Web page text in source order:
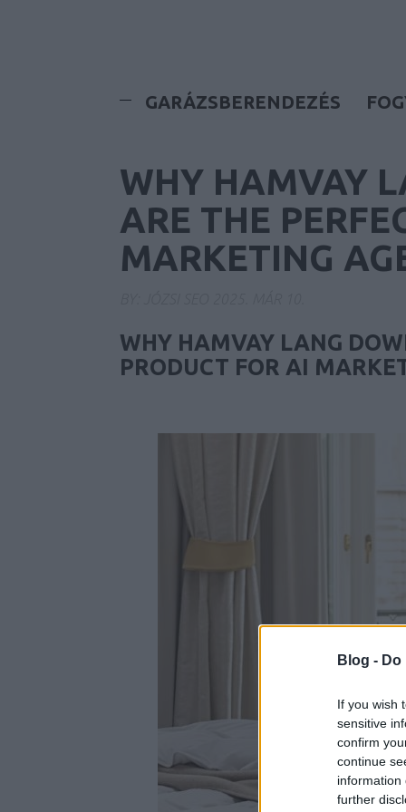
Blog -
If you wish
sensitive
confirm
continue
information
further
GARÁZSBERENDEZÉS
WHY HAMVAY
ARE THE
MARKETING
WHY HAMVAY LANG
PRODUCT FOR AI